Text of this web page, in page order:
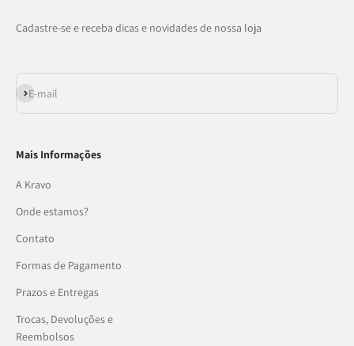
Cadastre-se e receba dicas e novidades de nossa loja
E-mail
Assinar
Mais Informações
A Kravo
Onde estamos?
Contato
Formas de Pagamento
Prazos e Entregas
Trocas, Devoluções e
Reembolsos